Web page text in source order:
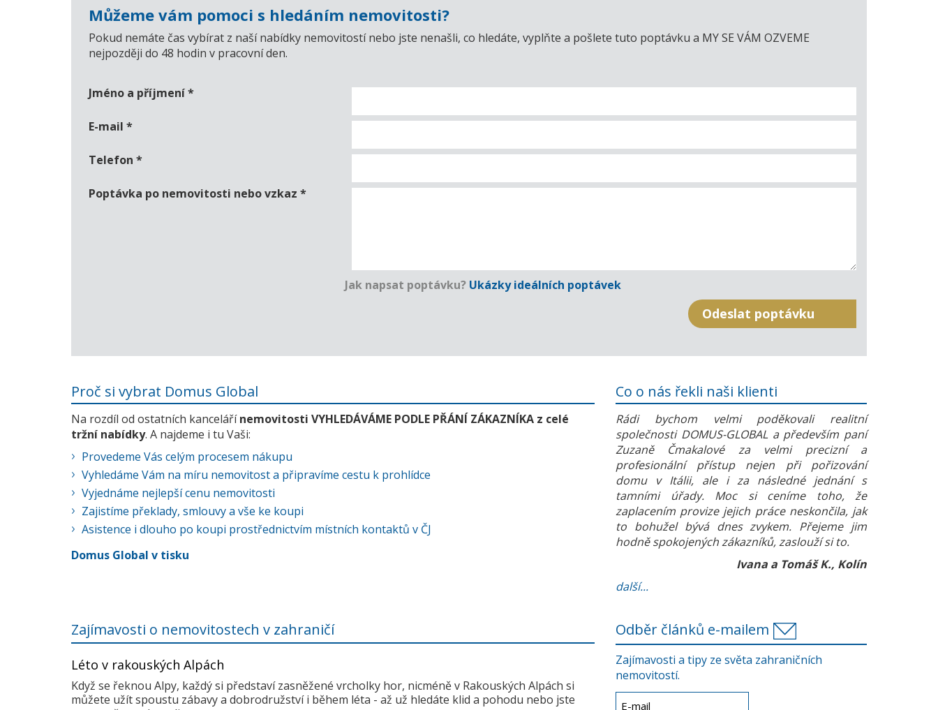
Můžeme vám pomoci s hledáním nemovitosti?
Pokud nemáte čas vybírat z naší nabídky nemovitostí nebo jste nenašli, co hledáte, vyplňte a pošlete tuto poptávku a MY SE VÁM OZVEME
nejpozději do 48 hodin v pracovní den.
Jméno a příjmení*
E-mail *
Telefon *
Poptávka po nemovitosti nebo vzkaz *
Jak napsat poptávku? Ukázky ideálních poptávek
Proč si vybrat Domus Global
Na rozdíl od ostatních kancelářínemovitosti VYHLEDÁVÁME PODLE PŘÁNÍ ZÁKAZNÍKA z celé
tržní nabídky. A najdeme i tu Vaši:
Provedeme Vás celým procesem nákupu
Vyhledáme Vám na míru nemovitost a připravíme cestu k prohlídce
Vyjednáme nejlepší cenu nemovitosti
Zajistíme překlady, smlouvy a vše ke koupi
Asistence i dlouho po koupi prostřednictvím místních kontaktů v ČJ
Domus Global v tisku
Co o nás řekli naši klienti
Rádi bychom velmi poděkovali realitní
společnosti DOMUS-GLOBAL a především paní
Zuzaně Čmakalové za velmi precizní a
profesionální přístup nejen při pořizování
domu v Itálii, ale i za následné jednání s
tamními úřady. Moc si ceníme toho, že
zaplacením provize jejich práce neskončila, jak
to bohužel bývá dnes zvykem. Přejeme jim
hodně spokojených zákazníků, zaslouží si to.
Ivana a Tomáš K., Kolín
další...
Zajímavosti o nemovitostech v zahraničí
Léto v rakouských Alpách
Když se řeknou Alpy, každý si představí zasněžené vrcholky hor, nicméně v Rakouských Alpách si
můžete užít spoustu zábavy a dobrodružství i během léta - až už hledáte klid a pohodu nebo jste
Odběr článků e-mailem
Zajímavosti a tipy ze světa zahraničních
nemovitostí.